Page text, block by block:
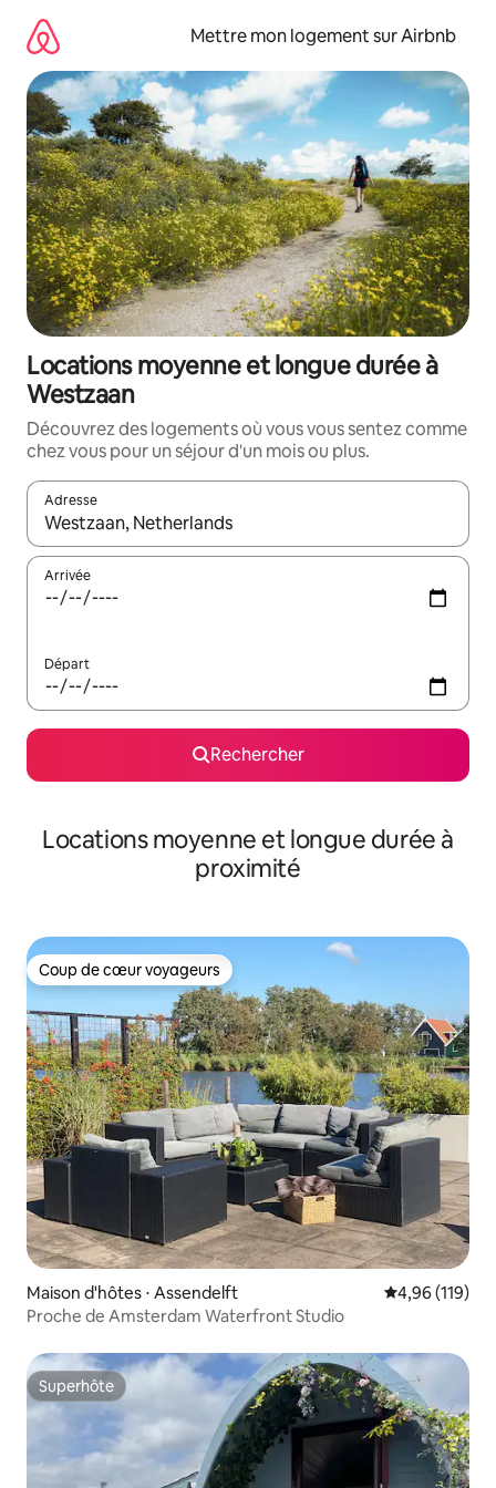
directement
contenu
Mettre mon logement sur Airbnb
Locations moyenne et longue durée à
Westzaan
Découvrez des logements où vous vous sentez comme
chez vous pour un séjour d'un mois ou plus.
Adresse
Lorsque les résultats s'affichent, utilisez les flèches vers le
Arrivée
Départ
Rechercher
Locations moyenne et longue durée à
proximité
Coup de cœur voyageurs
Coup de cœur voyageurs
Maison d'hôtes ⋅ Assendelft Évaluation
4,96 (119)
Proche de Amsterdam Waterfront Studio
Superhôte
Superhôte